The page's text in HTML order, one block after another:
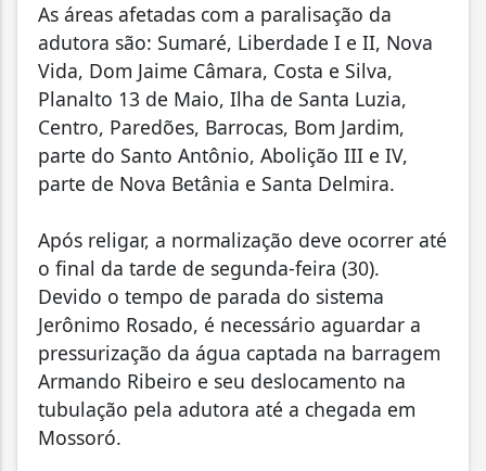
As áreas afetadas com a paralisação da
adutora são: Sumaré, Liberdade I e II, Nova
Vida, Dom Jaime Câmara, Costa e Silva,
Planalto 13 de Maio, Ilha de Santa Luzia,
Centro, Paredões, Barrocas, Bom Jardim,
parte do Santo Antônio, Abolição III e IV,
parte de Nova Betânia e Santa Delmira.
Após religar, a normalização deve ocorrer até
o final da tarde de segunda-feira (30).
Devido o tempo de parada do sistema
Jerônimo Rosado, é necessário aguardar a
pressurização da água captada na barragem
Armando Ribeiro e seu deslocamento na
tubulação pela adutora até a chegada em
Mossoró.